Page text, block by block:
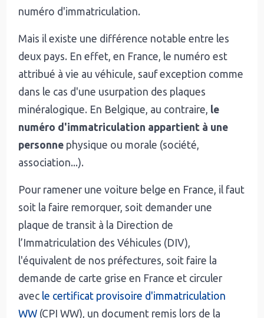
numéro d'immatriculation.
Mais il existe une différence notable entre les
deux pays. En effet, en France, le numéro est
attribué à vie au véhicule, sauf exception comme
dans le cas d'une usurpation des plaques
minéralogique. En Belgique, au contraire, le
numéro d'immatriculation appartient à une
personne physique ou morale (société,
association...).
Pour ramener une voiture belge en France, il faut
soit la faire remorquer, soit demander une
plaque de transit à la Direction de
l’Immatriculation des Véhicules (DIV),
l'équivalent de nos préfectures, soit faire la
demande de carte grise en France et circuler
avec le certificat provisoire d'immatriculation
WW (CPI WW), un document remis lors de la